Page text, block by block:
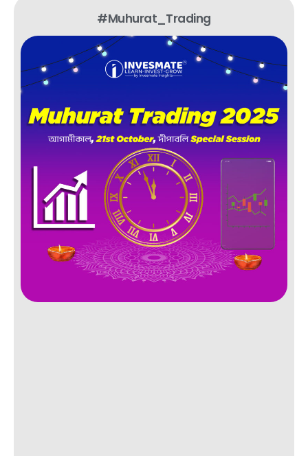
#Muhurat_Trading